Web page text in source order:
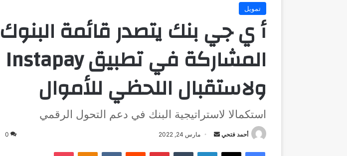
تمويل
أ ي جي بنك يتصدر قائمة البنوك
ولاستقبال اللحظي للأموال
استكمالا لاستراتيجية البنك في دعم التحول الرقمي
أحمد فتحي
أرسل مارس 24, 2022 0
فيسبوك ‫X لينكدإن بينتيريست Odnoklassniki
‫Pocket